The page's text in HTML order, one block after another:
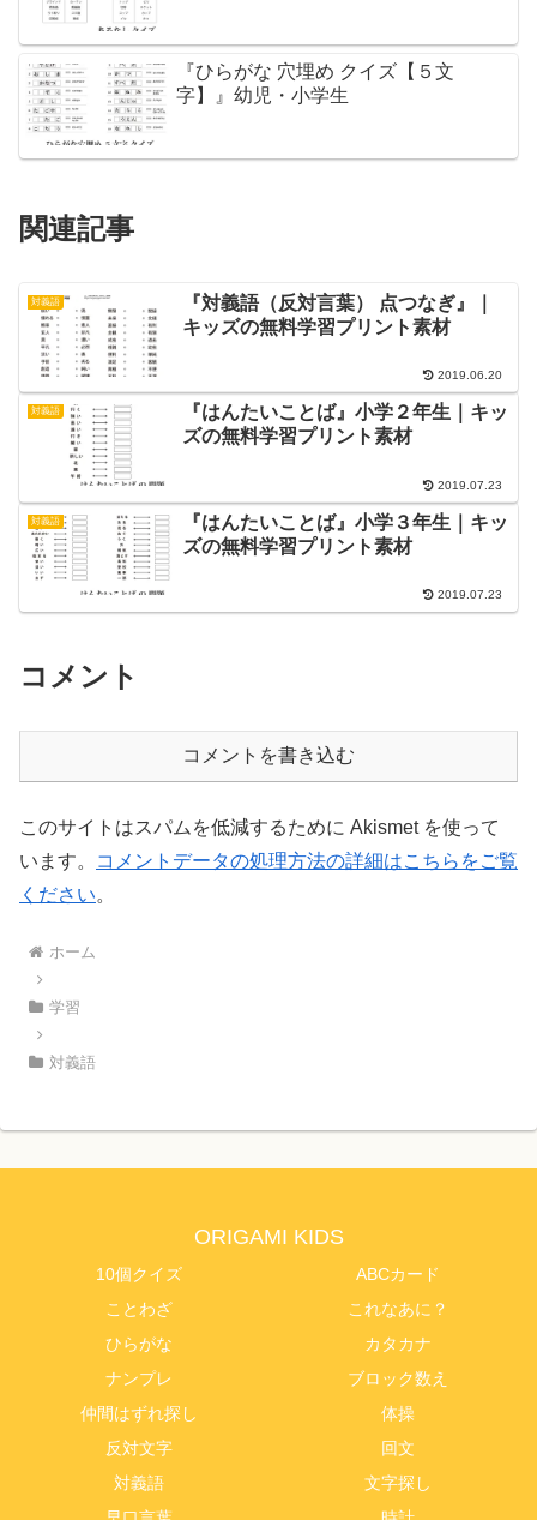
『ひらがな 穴埋め クイズ【５文
字】』幼児・小学生
関連記事
対義語
『対義語（反対言葉） 点つなぎ』｜
キッズの無料学習プリント素材
2019.06.20
対義語
『はんたいことば』小学２年生｜キッ
ズの無料学習プリント素材
2019.07.23
対義語
『はんたいことば』小学３年生｜キッ
ズの無料学習プリント素材
2019.07.23
コメント
コメントを書き込む
このサイトはスパムを低減するために Akismet を使って
います。
コメントデータの処理方法の詳細はこちらをご覧
ください。
ホーム
学習
対義語
ORIGAMI KIDS
10個クイズ
ABCカード
ことわざ
これなあに？
ひらがな
カタカナ
ナンプレ
ブロック数え
仲間はずれ探し
体操
反対文字
回文
対義語
文字探し